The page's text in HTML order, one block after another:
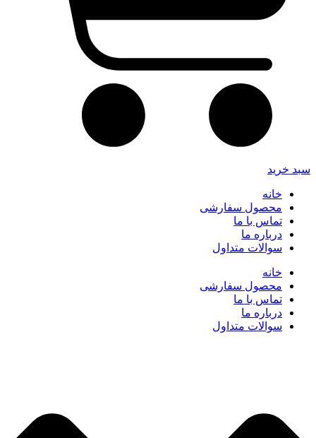
سبد خرید
خانه
محصول سفارشی
تماس با ما
درباره ما
سوالات متداول
خانه
محصول سفارشی
تماس با ما
درباره ما
سوالات متداول